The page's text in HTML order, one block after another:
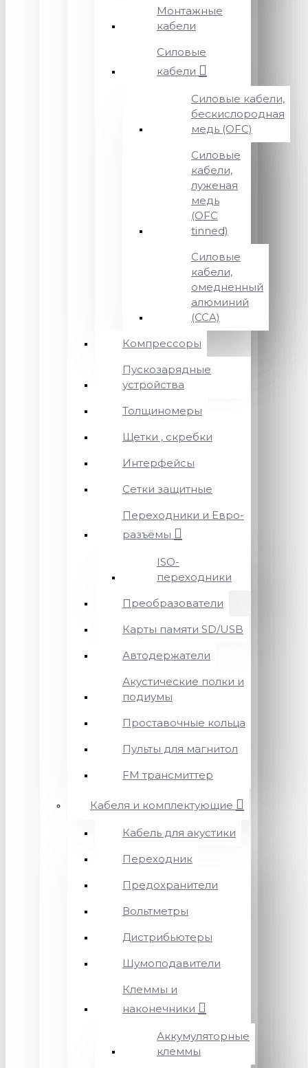
Монтажные
кабели
Силовые
кабели
Силовые кабели,
бескислородная
медь (OFC)
Силовые
кабели,
луженая
медь
(OFC
tinned)
Силовые
кабели,
омедненный
алюминий
(CCA)
Компрессоры
Пускозарядные
устройства
Толщиномеры
Щетки , скребки
Интерфейсы
Сетки защитные
Переходники и Евро-
разъёмы
ISO-
переходники
Преобразователи
Карты памяти SD/USB
Автодержатели
Акустические полки и
подиумы
Проставочные кольца
Пульты для магнитол
FM трансмиттер
Кабеля и комплектующие
Кабель для акустики
Переходник
Предохранители
Вольтметры
Дистрибьютеры
Шумоподавители
Клеммы и
наконечники
Аккумуляторные
клеммы